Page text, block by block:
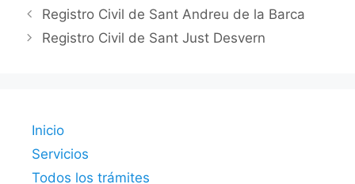
Registro Civil de Sant Andreu de la Barca
Registro Civil de Sant Just Desvern
Inicio
Servicios
Todos los trámites